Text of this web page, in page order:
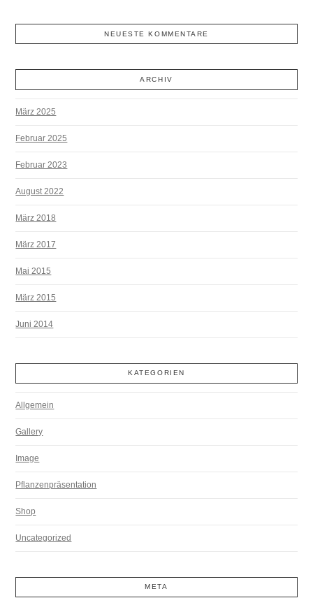
NEUESTE KOMMENTARE
ARCHIV
März 2025
Februar 2025
Februar 2023
August 2022
März 2018
März 2017
Mai 2015
März 2015
Juni 2014
KATEGORIEN
Allgemein
Gallery
Image
Pflanzenpräsentation
Shop
Uncategorized
META